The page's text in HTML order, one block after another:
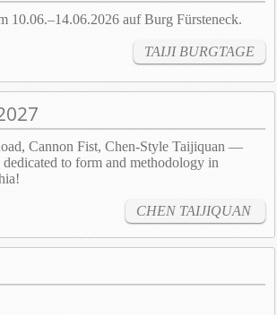
10.06.–14.06.2026 auf Burg Fürsteneck.
TAIJI BURGTAGE
Cannon Fist, Chen-Style Taijiquan —
dedicated to form and methodology in
CHEN TAIJIQUAN